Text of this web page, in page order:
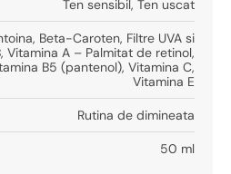
Ten sensibil, Ten uscat
, Beta-Caroten, Filtre UVA si
, Vitamina A – Palmitat de retinol,
B5 (pantenol), Vitamina C,
Vitamina E
Rutina de dimineata
50 ml